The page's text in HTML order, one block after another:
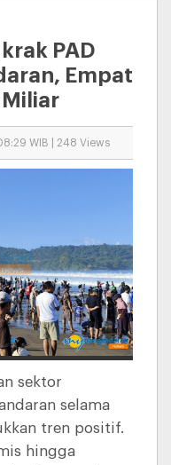
PAD
Empat
Miliar
WIB | 248 Views
sektor
selama
tren positif.
hingga